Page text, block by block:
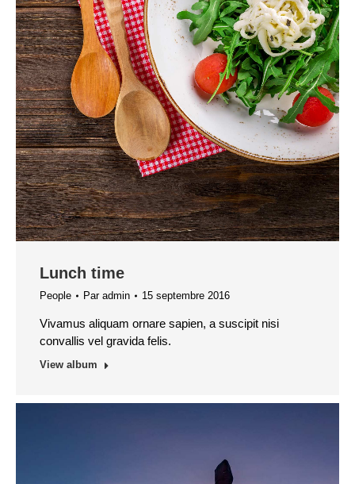
Lunch time
People Par admin 15 septembre 2016
Vivamus aliquam ornare sapien, a suscipit nisi
convallis vel gravida felis.
View album